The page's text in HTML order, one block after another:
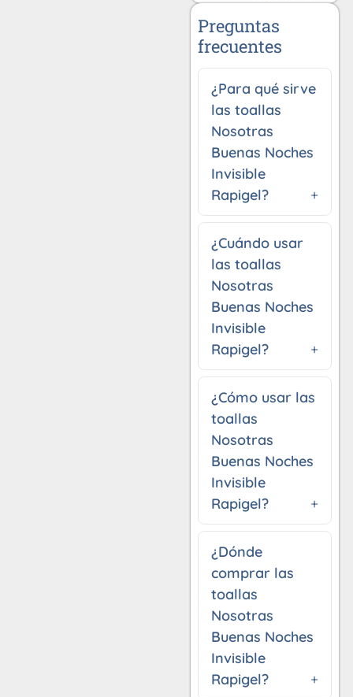
Preguntas
frecuentes
¿Para qué sirve
las toallas
Nosotras
Buenas Noches
Invisible
Rapigel?
¿Cuándo usar
las toallas
Nosotras
Buenas Noches
Invisible
Rapigel?
¿Cómo usar las
toallas
Nosotras
Buenas Noches
Invisible
Rapigel?
¿Dónde
comprar las
toallas
Nosotras
Buenas Noches
Invisible
Rapigel?